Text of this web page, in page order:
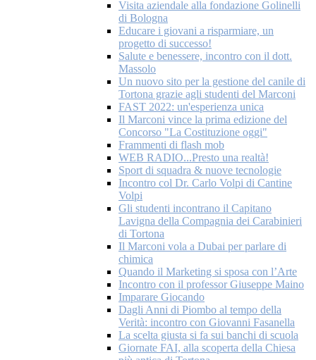
Visita aziendale alla fondazione Golinelli
di Bologna
Educare i giovani a risparmiare, un
progetto di successo!
Salute e benessere, incontro con il dott.
Massolo
Un nuovo sito per la gestione del canile di
Tortona grazie agli studenti del Marconi
FAST 2022: un'esperienza unica
Il Marconi vince la prima edizione del
Concorso "La Costituzione oggi"
Frammenti di flash mob
WEB RADIO...Presto una realtà!
Sport di squadra & nuove tecnologie
Incontro col Dr. Carlo Volpi di Cantine
Volpi
Gli studenti incontrano il Capitano
Lavigna della Compagnia dei Carabinieri
di Tortona
Il Marconi vola a Dubai per parlare di
chimica
Quando il Marketing si sposa con l’Arte
Incontro con il professor Giuseppe Maino
Imparare Giocando
Dagli Anni di Piombo al tempo della
Verità: incontro con Giovanni Fasanella
La scelta giusta si fa sui banchi di scuola
Giornate FAI, alla scoperta della Chiesa